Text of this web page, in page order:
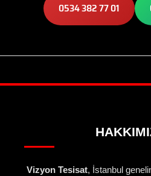
0534 382 77 01
Vizyon Tesisat, İstanbul